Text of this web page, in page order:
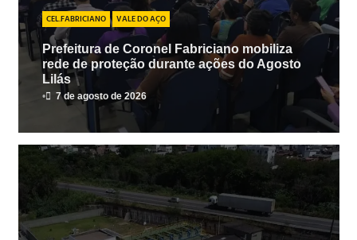
CEL.FABRICIANO VALE DO AÇO
Prefeitura de Coronel Fabriciano mobiliza
rede de proteção durante ações do Agosto
Lilás
• 7 de agosto de 2026